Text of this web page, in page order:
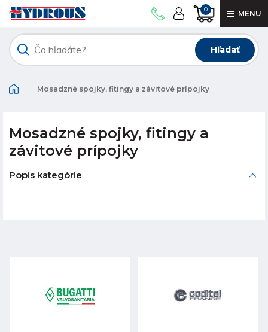
0 MENU
Hľadať
Mosadzné spojky, fitingy a závitové prípojky
Mosadzné spojky, fitingy a
závitové prípojky
Popis kategórie